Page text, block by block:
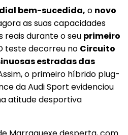
bem-sucedida, o novo
as suas capacidades
reais durante o seu primeiro
teste decorreu no Circuito
estradas das
o primeiro híbrido plug-
da Audi Sport evidenciou
atitude desportiva